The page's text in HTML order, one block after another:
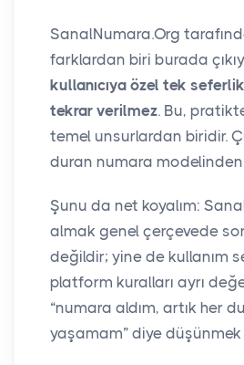
SanalNumara.Org
farklardan biri burada
kullanıcıya özel tek
tekrar verilmez. Bu,
temel unsurlardan biridir.
duran numara modelinden
Şunu da net koyalım:
almak genel çerçevede
değildir; yine de kullanım
platform kuralları ayrı
“numara aldım, artık her
yaşamam” diye